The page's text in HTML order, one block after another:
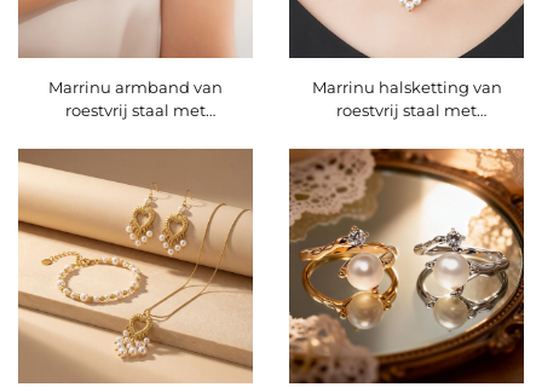
Marrinu armband van
roestvrij staal met
Marrinu halsketting van
roestvrij staal met
slangketting